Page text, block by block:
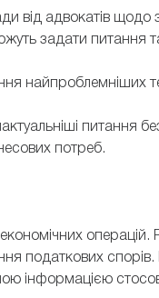
адвокатів щодо
задати питання
питання
потреб.
операцій.
податкових спорів.